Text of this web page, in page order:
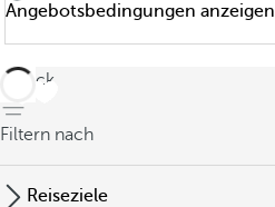
Angebotsbedingungen anzeigen
zurück
Filtern nach
Reiseziele